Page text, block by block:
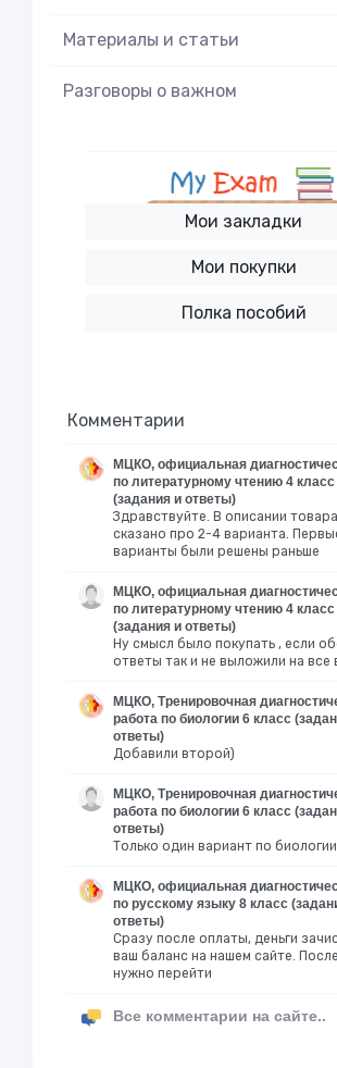
Материалы и статьи
Разговоры о важном
Мои закладки
Мои покупки
Полка пособий
Комментарии
МЦКО, официальная
по литературному чтению 4
(задания и ответы)
Здравствуйте. В описании
сказано про 2-4 варианта.
варианты были решены раньше
МЦКО, официальная
по литературному чтению 4
(задания и ответы)
Ну смысл было покупать , если
ответы так и не выложили на все
МЦКО, Тренировочная
работа по биологии 6 класс
ответы)
Добавили второй)
МЦКО, Тренировочная
работа по биологии 6 класс
ответы)
Только один вариант по биологии
МЦКО, официальная
по русскому языку 8 класс
ответы)
Сразу после оплаты, деньги
ваш баланс на нашем сайте.
нужно перейти
Все комментарии на сайте..